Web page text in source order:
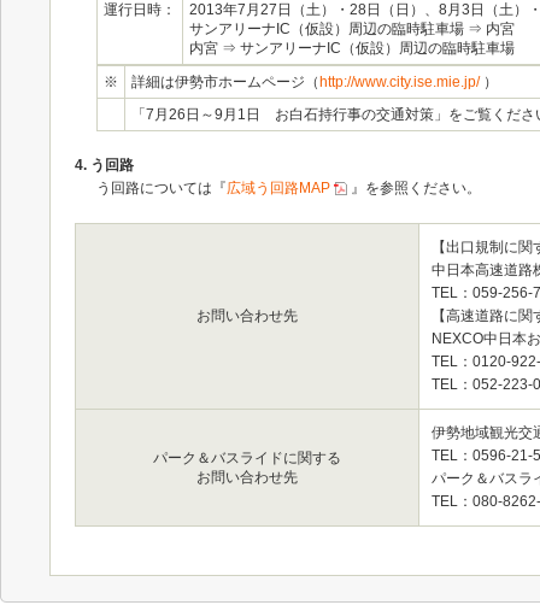
運行日時：
2013年7月27日（土）・28日（日）、8月3日（土）
サンアリーナIC（仮設）周辺の臨時駐車場 ⇒ 内宮
内宮 ⇒ サンアリーナIC（仮設）周辺の臨時駐車場
※
詳細は伊勢市ホームページ（ http://www.city.ise.mie.jp/）
「7月26日～9月1日 お白石持行事の交通対策」をご覧くださ
4. う回路
う回路については『広域う回路MAP 』を参照ください。
お問い合わせ先
【出口規制に
中日本高速道
TEL：059-256-
【高速道路に
NEXCO中日本
TEL：0120-
TEL：052-223-
パーク＆バスライドに関する
お問い合わせ先
伊勢地域観光交
TEL：0596-21-
パーク＆バスラ
TEL：080-